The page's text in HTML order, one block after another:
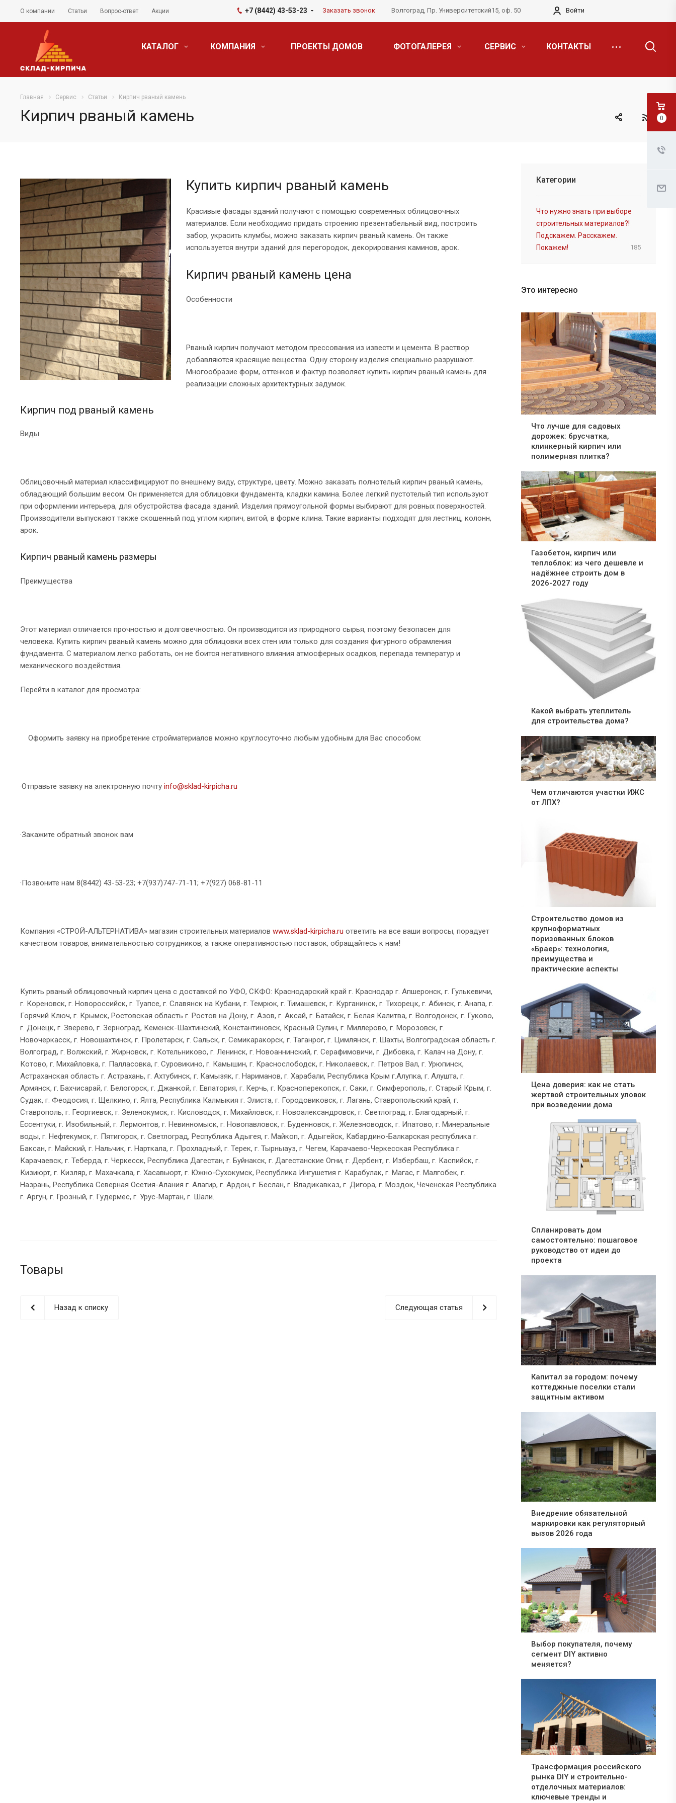
О компании Статьи Вопрос-ответ Акции +7 (8442) 43-53-23 Заказать звонок Волгоград, Пр. Университетский15, оф. 50 Войти
КАТАЛОГ КОМПАНИЯ ПРОЕКТЫ ДОМОВ ФОТОГАЛЕРЕЯ СЕРВИС КОНТАКТЫ
Главная Сервис Статьи Кирпич рваный камень
Кирпич рваный камень
Купить кирпич рваный камень
Красивые фасады зданий получают с помощью современных облицовочных
материалов. Если необходимо придать строению презентабельный вид, построить
забор, украсить клумбы, можно заказать кирпич рваный камень. Он также
используется внутри зданий для перегородок, декорирования каминов, арок.
Кирпич рваный камень цена
Особенности
Рваный кирпич получают методом прессования из извести и цемента. В раствор
добавляются красящие вещества. Одну сторону изделия специально разрушают.
Многообразие форм, оттенков и фактур позволяет купить кирпич рваный камень для
реализации сложных архитектурных задумок.
Кирпич под рваный камень
Виды
Облицовочный материал классифицируют по внешнему виду, структуре, цвету. Можно заказать полнотелый кирпич рваный камень,
обладающий большим весом. Он применяется для облицовки фундамента, кладки камина. Более легкий пустотелый тип используют
при оформлении интерьера, для обустройства фасада зданий. Изделия прямоугольной формы выбирают для ровных поверхностей.
Производители выпускают также скошенный под углом кирпич, витой, в форме клина. Такие варианты подходят для лестниц, колонн,
арок.
Кирпич рваный камень размеры
Преимущества
Этот материал отличается прочностью и долговечностью. Он производится из природного сырья, поэтому безопасен для
человека. Купить кирпич рваный камень можно для облицовки всех стен или только для создания фигурного обрамления
фундамента. С материалом легко работать, он не боится негативного влияния атмосферных осадков, перепада температур и
механического воздействия.
Перейти в каталог для просмотра:
Оформить заявку на приобретение стройматериалов можно круглосуточно любым удобным для Вас способом:
·Отправьте заявку на электронную почту info@sklad-kirpicha.ru
·Закажите обратный звонок вам
·Позвоните нам 8(8442) 43-53-23; +7(937)747-71-11; +7(927) 068-81-11
Компания «СТРОЙ-АЛЬТЕРНАТИВА» магазин строительных материалов www.sklad-kirpicha.ru ответить на все ваши вопросы, порадует
качеством товаров, внимательностью сотрудников, а также оперативностью поставок, обращайтесь к нам!
Купить рваный облицовочный кирпич цена с доставкой по УФО, СКФО: Краснодарский край г. Краснодар г. Апшеронск, г. Гулькевичи,
г. Кореновск, г. Новороссийск, г. Туапсе, г. Славянск на Кубани, г. Темрюк, г. Тимашевск, г. Курганинск, г. Тихорецк, г. Абинск, г. Анапа, г.
Горячий Ключ, г. Крымск, Ростовская область г. Ростов на Дону, г. Азов, г. Аксай, г. Батайск, г. Белая Калитва, г. Волгодонск, г. Гуково,
г. Донецк, г. Зверево, г. Зерноград, Кеменск-Шахтинский, Константиновск, Красный Сулин, г. Миллерово, г. Морозовск, г.
Новочеркасск, г. Новошахтинск, г. Пролетарск, г. Сальск, г. Семикаракорск, г. Таганрог, г. Цимлянск, г. Шахты, Волгоградская область г.
Волгоград, г. Волжский, г. Жирновск, г. Котельниково, г. Ленинск, г. Новоаннинский, г. Серафимовичи, г. Дибовка, г. Калач на Дону, г.
Котово, г. Михайловка, г. Палласовка, г. Суровикино, г. Камышин, г. Краснослободск, г. Николаевск, г. Петров Вал, г. Урюпинск,
Астраханская область г. Астрахань, г. Ахтубинск, г. Камызяк, г. Нариманов, г. Харабали, Республика Крым г.Алупка, г. Алушта, г.
Армянск, г. Бахчисарай, г. Белогорск, г. Джанкой, г. Евпатория, г. Керчь, г. Красноперекопск, г. Саки, г. Симферополь, г. Старый Крым, г.
Судак, г. Феодосия, г. Щелкино, г. Ялта, Республика Калмыкия г. Элиста, г. Городовиковск, г. Лагань, Ставропольский край, г.
Ставрополь, г. Георгиевск, г. Зеленокумск, г. Кисловодск, г. Михайловск, г. Новоалександровск, г. Светлоград, г. Благодарный, г.
Ессентуки, г. Изобильный, г. Лермонтов, г. Невинномыск, г. Новопавловск, г. Буденновск, г. Железноводск, г. Ипатово, г. Минеральные
воды, г. Нефтекумск, г. Пятигорск, г. Светлоград, Республика Адыгея, г. Майкоп, г. Адыгейск, Кабардино-Балкарская республика г.
Баксан, г. Майский, г. Нальчик, г. Нарткала, г. Прохладный, г. Терек, г. Тырныауз, г. Чегем, Карачаево-Черкесская Республика г.
Карачаевск, г. Теберда, г. Черкесск, Республика Дагестан, г. Буйнакск, г. Дагестанские Огни, г. Дербент, г. Избербаш, г. Каспийск, г.
Кизиюрт, г. Кизляр, г. Махачкала, г. Хасавьюрт, г. Южно-Сухокумск, Республика Ингушетия г. Карабулак, г. Магас, г. Малгобек, г.
Назрань, Республика Северная Осетия-Алания г. Алагир, г. Ардон, г. Беслан, г. Владикавказ, г. Дигора, г. Моздок, Чеченская Республика
г. Аргун, г. Грозный, г. Гудермес, г. Урус-Мартан, г. Шали.
Товары
Назад к списку Следующая статья
Категории
Что нужно знать при выборе
строительных материалов?!
Подскажем. Расскажем.
Покажем!
185
Это интересно
Что лучше для садовых
дорожек: брусчатка,
клинкерный кирпич или
полимерная плитка?
Газобетон, кирпич или
теплоблок: из чего дешевле и
надёжнее строить дом в
2026-2027 году
Какой выбрать утеплитель
для строительства дома?
Чем отличаются участки ИЖС
от ЛПХ?
Строительство домов из
крупноформатных
поризованных блоков
«Браер»: технология,
преимущества и
практические аспекты
Цена доверия: как не стать
жертвой строительных уловок
при возведении дома
Спланировать дом
самостоятельно: пошаговое
руководство от идеи до
проекта
Капитал за городом: почему
коттеджные поселки стали
защитным активом
Внедрение обязательной
маркировки как регуляторный
вызов 2026 года
Выбор покупателя, почему
сегмент DIY активно
меняется?
Трансформация российского
рынка DIY и строительно-
отделочных материалов:
ключевые тренды и
0